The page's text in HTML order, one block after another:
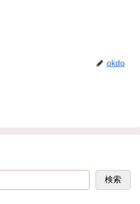
okdo
検索